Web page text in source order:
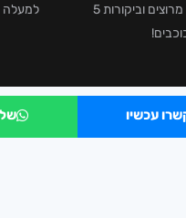
אלפי לקוחות מרוצים וביקורות 5
למעלה מ-30 שנים
עכשיו